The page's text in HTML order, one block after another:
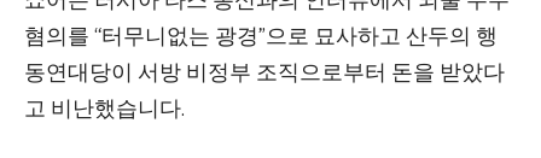
혐의를 “터무니없는 광경”으로 묘사하고 산두의 행
동연대당이 서방 비정부 조직으로부터 돈을 받았다
고 비난했습니다.